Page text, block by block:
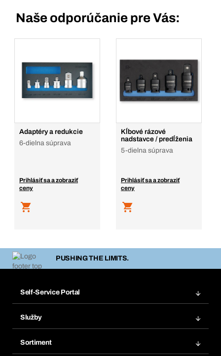
Naše odporúčanie pre Vás:
Adaptéry a redukcie
6-dielna súprava
Prihlásiť sa a zobraziť
ceny
Kĺbové rázové
nadstavce / predĺženia
5-dielna súprava
Prihlásiť sa a zobraziť
ceny
PUSHING THE LIMITS.
Self-Service Portal
Obľúbené
Služby
Sortiment